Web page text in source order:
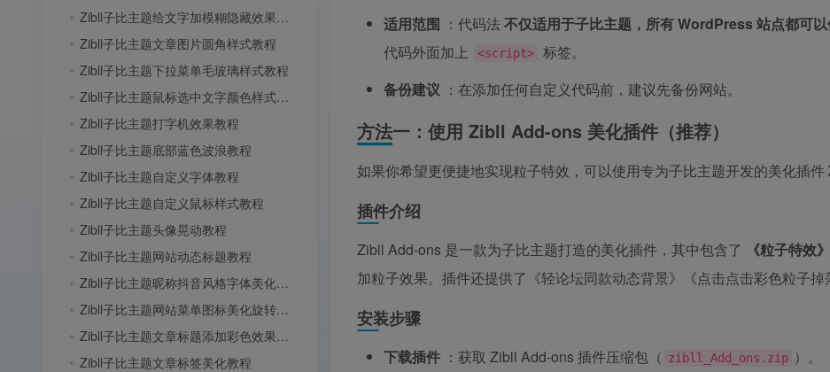
适用范围 ：代码法不仅适用于子比主题，所有 WordPress 站点都可
代码外面加上
<script>
标签。
备份建议 ：在添加任何自定义代码前，建议先备份网站。
方法一：使用 Zibll Add-ons 美化插件（推荐）
如果你希望更便捷地实现粒子特效，可以使用专为子比主题开发的美化插件
插件介绍
Zibll Add-ons 是一款为子比主题打造的美化插件，其中包含了 《粒子特效
加粒子效果。插件还提供了《轻论坛同款动态背景》《点击点击彩色粒子掉
安装步骤
下载插件 ：获取 Zibll Add-ons 插件压缩包（ zibll_Add_ons.zip ）。
Zibll子比主题给文字加模糊隐藏效果教程
Zibll子比主题文章图片圆角样式教程
Zibll子比主题下拉菜单毛玻璃样式教程
Zibll子比主题鼠标选中文字颜色样式教程
Zibll子比主题打字机效果教程
Zibll子比主题底部蓝色波浪教程
Zibll子比主题自定义字体教程
Zibll子比主题自定义鼠标样式教程
Zibll子比主题头像晃动教程
Zibll子比主题网站动态标题教程
Zibll子比主题昵称抖音风格字体美化教程
Zibll子比主题网站菜单图标美化旋转教程
Zibll子比主题文章标题添加彩色效果教程
Zibll子比主题文章标签美化教程